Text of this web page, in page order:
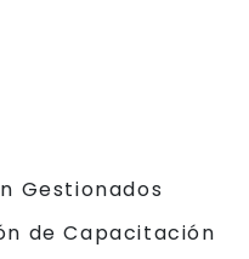
Gestionados
de Capacitación